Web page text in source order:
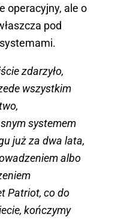
operacyjny, ale o
pod
zdarzyło,
wszystkim
systemem
już za dwa lata,
albo
Patriot, co do
kończymy